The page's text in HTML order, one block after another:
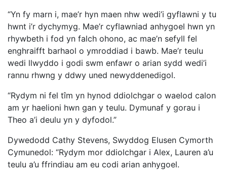
“Yn fy marn i, mae’r hyn maen nhw wedi’i gyflawni y tu
hwnt i’r dychymyg. Mae’r cyflawniad anhygoel hwn yn
rhywbeth i fod yn falch ohono, ac mae’n sefyll fel
enghraifft barhaol o ymroddiad i bawb. Mae’r teulu
wedi llwyddo i godi swm enfawr o arian sydd wedi’i
rannu rhwng y ddwy uned newyddenedigol.
“Rydym ni fel tîm yn hynod ddiolchgar o waelod calon
am yr haelioni hwn gan y teulu. Dymunaf y gorau i
Theo a’i deulu yn y dyfodol.”
Dywedodd Cathy Stevens, Swyddog Elusen Cymorth
Cymunedol: “Rydym mor ddiolchgar i Alex, Lauren a’u
teulu a’u ffrindiau am eu codi arian anhygoel.